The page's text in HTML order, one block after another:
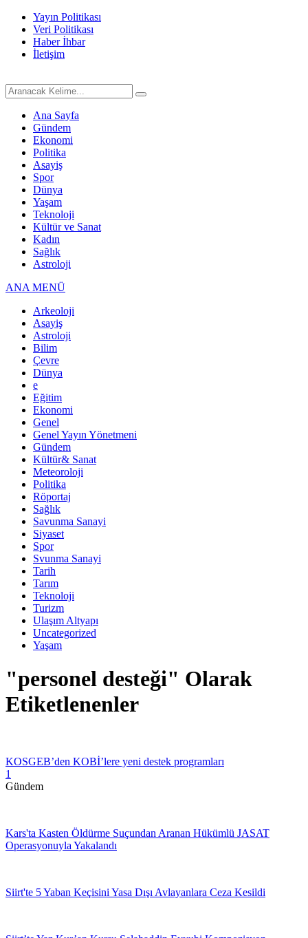
Yayın Politikası
Veri Politikası
Haber İhbar
İletişim
Ana Sayfa
Gündem
Ekonomi
Politika
Asayiş
Spor
Dünya
Yaşam
Teknoloji
Kültür ve Sanat
Kadın
Sağlık
Astroloji
ANA MENÜ
Arkeoloji
Asayiş
Astroloji
Bilim
Çevre
Dünya
e
Eğitim
Ekonomi
Genel
Genel Yayın Yönetmeni
Gündem
Kültür& Sanat
Meteoroloji
Politika
Röportaj
Sağlık
Savunma Sanayi
Siyaset
Spor
Svunma Sanayi
Tarih
Tarım
Teknoloji
Turizm
Ulaşım Altyapı
Uncategorized
Yaşam
"personel desteği" Olarak
Etiketlenenler
KOSGEB’den KOBİ’lere yeni destek programları
1
Gündem
Kars'ta Kasten Öldürme Suçundan Aranan Hükümlü JASAT
Operasyonuyla Yakalandı
Siirt'te 5 Yaban Keçisini Yasa Dışı Avlayanlara Ceza Kesildi